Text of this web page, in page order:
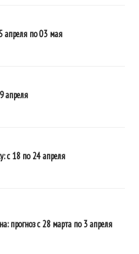
апреля по 03 мая
апреля
с 18 по 24 апреля
прогноз с 28 марта по 3 апреля